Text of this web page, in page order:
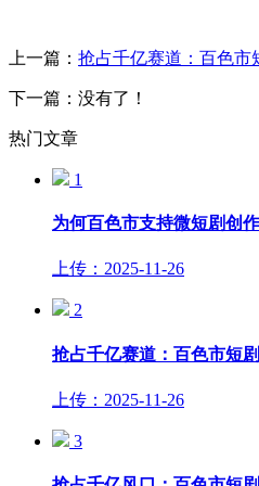
上一篇： 抢占千亿赛道：百色市
下一篇：没有了！
热门文章
1
为何百色市支持微短剧创
上传：2025-11-26
2
抢占千亿赛道：百色市短
上传：2025-11-26
3